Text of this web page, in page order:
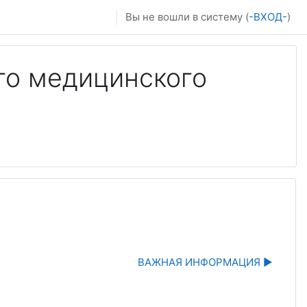
Вы не вошли в систему (-ВХОД-)
медицинского
ВАЖНАЯ ИНФОРМАЦИЯ ▶︎